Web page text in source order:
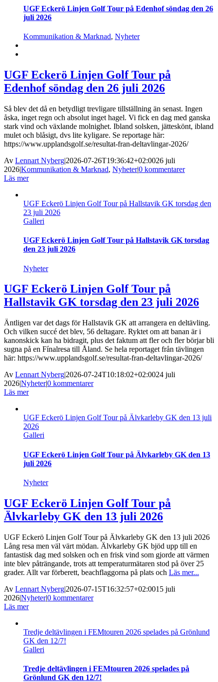
UGF Eckerö Linjen Golf Tour på Edenhof söndag den 26
juli 2026
Kommunikation & Marknad, Nyheter
UGF Eckerö Linjen Golf Tour på
Edenhof söndag den 26 juli 2026
Så blev det då en betydligt trevligare tillställning än senast. Ingen
åska, inget regn och absolut inget hagel. Vi fick en dag med ganska
stark vind och växlande molnighet. Ibland solsken, jätteskönt, ibland
mulet och blåsigt, dvs lite kyligare. Se reportage här:
https://www.upplandsgolf.se/resultat-fran-deltavlingar-2026/
Av Lennart Nyberg|2026-07-26T19:36:42+02:0026 juli
2026|Kommunikation & Marknad, Nyheter|0 kommentarer
Läs mer
UGF Eckerö Linjen Golf Tour på Hallstavik GK torsdag den
23 juli 2026
Galleri
UGF Eckerö Linjen Golf Tour på Hallstavik GK torsdag
den 23 juli 2026
Nyheter
UGF Eckerö Linjen Golf Tour på
Hallstavik GK torsdag den 23 juli 2026
Äntligen var det dags för Hallstavik GK att arrangera en deltävling.
Och vilken succé det blev, 56 deltagare. Ryktet om att banan är i
kanonskick kan ha bidragit, plus det faktum att fler och fler börjar bli
sugna på en Fínalresa till Åland. Se hela reportaget från tävlingen
här: https://www.upplandsgolf.se/resultat-fran-deltavlingar-2026/
Av Lennart Nyberg|2026-07-24T10:18:02+02:0024 juli
2026|Nyheter|0 kommentarer
Läs mer
UGF Eckerö Linjen Golf Tour på Älvkarleby GK den 13 juli
2026
Galleri
UGF Eckerö Linjen Golf Tour på Älvkarleby GK den 13
juli 2026
Nyheter
UGF Eckerö Linjen Golf Tour på
Älvkarleby GK den 13 juli 2026
UGF Eckerö Linjen Golf Tour på Älvkarleby GK den 13 juli 2026
Lång resa men väl värt mödan. Älvkarleby GK bjöd upp till en
fantastisk dag med solsken och en frisk vind som gjorde att värmen
inte blev påträngande, trots att temperaturmätaren stod på över 25
grader. Allt var förberett, beachflaggorna på plats och Läs mer...
Av Lennart Nyberg|2026-07-15T16:32:57+02:0015 juli
2026|Nyheter|0 kommentarer
Läs mer
Tredje deltävlingen i FEMtouren 2026 spelades på Grönlund
GK den 12/7!
Galleri
Tredje deltävlingen i FEMtouren 2026 spelades på
Grönlund GK den 12/7!